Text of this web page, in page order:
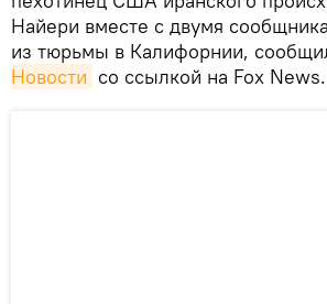
Найери вместе с двумя
из тюрьмы в Калифорнии,
Новости со ссылкой на Fox News.